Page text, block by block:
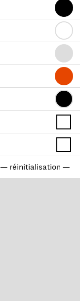
— réinitialisation —